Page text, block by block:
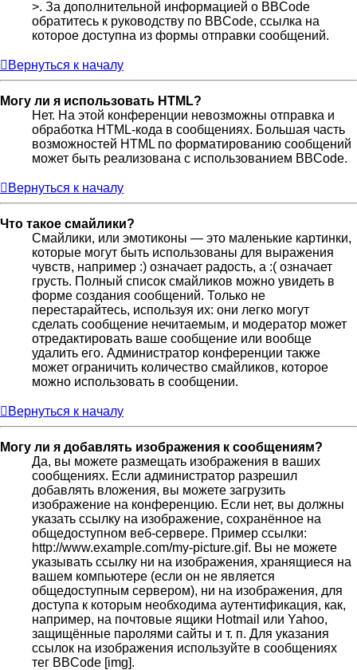
>. За дополнительной информацией о BBCode
обратитесь к руководству по BBCode, ссылка на
которое доступна из формы отправки сообщений.
Вернуться к началу
Могу ли я использовать HTML?
Нет. На этой конференции невозможны отправка и
обработка HTML-кода в сообщениях. Большая часть
возможностей HTML по форматированию сообщений
может быть реализована с использованием BBCode.
Вернуться к началу
Что такое смайлики?
Смайлики, или эмотиконы — это маленькие картинки,
которые могут быть использованы для выражения
чувств, например :) означает радость, а :( означает
грусть. Полный список смайликов можно увидеть в
форме создания сообщений. Только не
перестарайтесь, используя их: они легко могут
сделать сообщение нечитаемым, и модератор может
отредактировать ваше сообщение или вообще
удалить его. Администратор конференции также
может ограничить количество смайликов, которое
можно использовать в сообщении.
Вернуться к началу
Могу ли я добавлять изображения к сообщениям?
Да, вы можете размещать изображения в ваших
сообщениях. Если администратор разрешил
добавлять вложения, вы можете загрузить
изображение на конференцию. Если нет, вы должны
указать ссылку на изображение, сохранённое на
общедоступном веб-сервере. Пример ссылки:
http://www.example.com/my-picture.gif. Вы не можете
указывать ссылку ни на изображения, хранящиеся на
вашем компьютере (если он не является
общедоступным сервером), ни на изображения, для
доступа к которым необходима аутентификация, как,
например, на почтовые ящики Hotmail или Yahoo,
защищённые паролями сайты и т. п. Для указания
ссылок на изображения используйте в сообщениях
тег BBCode [img].